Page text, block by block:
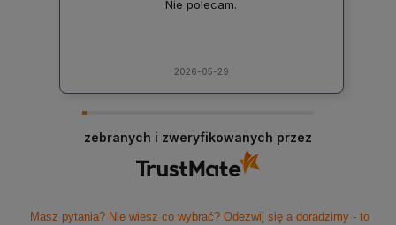
Nie polecam.
2026-05-29
zebranych i zweryfikowanych przez
Masz pytania? Nie wiesz co wybrać? Odezwij się a doradzimy - to